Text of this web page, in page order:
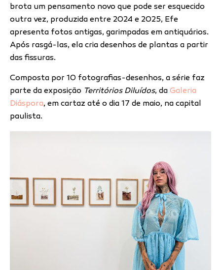
brota um pensamento novo que pode ser esquecido
outra vez, produzida entre 2024 e 2025, Efe
apresenta fotos antigas, garimpadas em antiquários.
Após rasgá-las, ela cria desenhos de plantas a partir
das fissuras.
Composta por 10 fotografias-desenhos, a série faz
parte da exposição Territórios Diluídos, da Galeria
Diáspora, em cartaz até o dia 17 de maio, na capital
paulista.